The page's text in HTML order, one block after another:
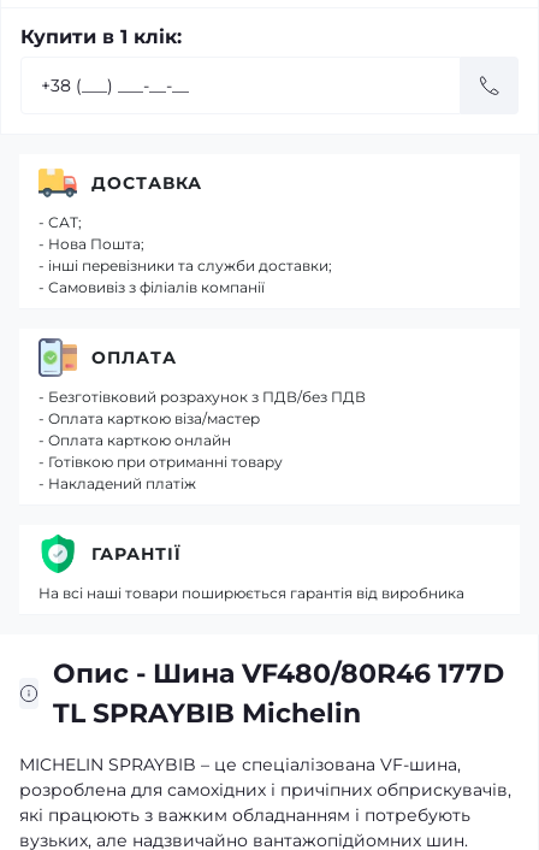
Купити в 1 клік:
Опис - Шина VF480/80R46 177D
TL SPRAYBIB Michelin
MICHELIN SPRAYBIB – це спеціалізована VF-шина,
розроблена для самохідних і причіпних обприскувачів,
які працюють з важким обладнанням і потребують
вузьких, але надзвичайно вантажопідйомних шин.
ДОСТАВКА
- САТ;
- Нова Пошта;
- інші перевізники та служби доставки;
- Самовивіз з філіалів компанії
ОПЛАТА
- Безготівковий розрахунок з ПДВ/без ПДВ
- Оплата карткою віза/мастер
- Оплата карткою онлайн
- Готівкою при отриманні товару
- Накладений платіж
ГАРАНТІЇ
На всі наші товари поширюється гарантія від виробника